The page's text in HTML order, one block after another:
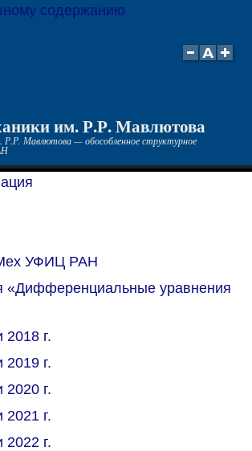
содержанию
им. Р.Р. Мавлютова
Мавлютова — обособленное структурное
УФИЦ РАН
«Дифференциальные уравнения
2018 г.
2019 г.
2020 г.
2021 г.
2022 г.